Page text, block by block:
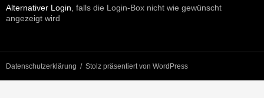
Alternativer Login , falls die Login-Box nicht wie gewünscht
angezeigt wird
Datenschutzerklärung Stolz präsentiert von WordPress